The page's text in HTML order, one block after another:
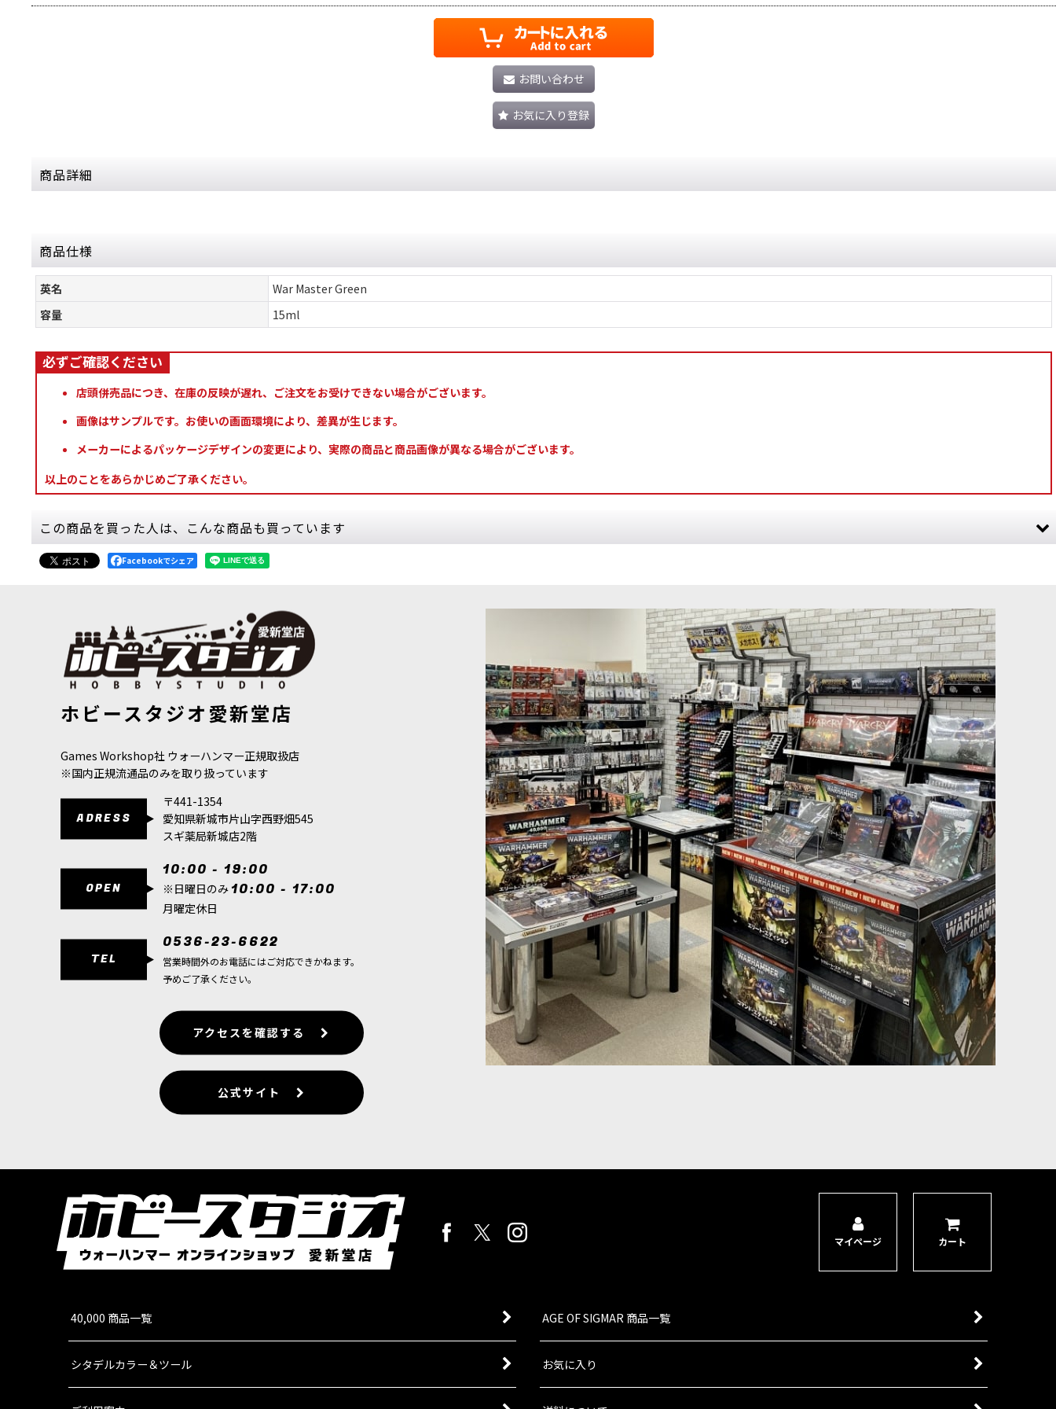
お問い合わせ
お気に入り登録
商品詳細
商品仕様
英名
War Master Green
容量
15ml
店頭併売品につき、在庫の反映が遅れ、ご注文をお受けできない場合がございます。
画像はサンプルです。お使いの画面環境により、差異が生じます。
メーカーによるパッケージデザインの変更により、実際の商品と商品画像が異なる場合がございます。
以上のことをあらかじめご了承ください。
この商品を買った人は、こんな商品も買っています
円(税込)
10127]
[コンバットパトロール] サウザンド・サン[73-06]
23,500円(税込)
[TTC:ミッドトーン]ブート・ストラップ・ブラウン
[10155]
880円(税込)
Facebookでシェア
ホビースタジオ愛新堂店
Games Workshop社 ウォーハンマー正規取扱店
※国内正規流通品のみを取り扱っています
ADRESS
〒441-1354
愛知県新城市片山字西野畑545
スギ薬局新城店2階
OPEN
10:00 - 19:00
※日曜日のみ 10:00 - 17:00
月曜定休日
TEL
0536-23-6622
営業時間外のお電話にはご対応できかねます。
予めご了承ください。
アクセスを確認する
公式サイト
マイページ カート
40,000 商品一覧 AGE OF SIGMAR 商品一覧
シタデルカラー＆ツール お気に入り